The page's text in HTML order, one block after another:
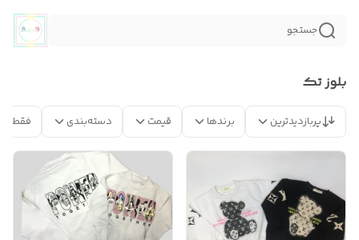
جستجو
بلوز تک
پربازدیدترین برندها قیمت دسته‌بندی فقط